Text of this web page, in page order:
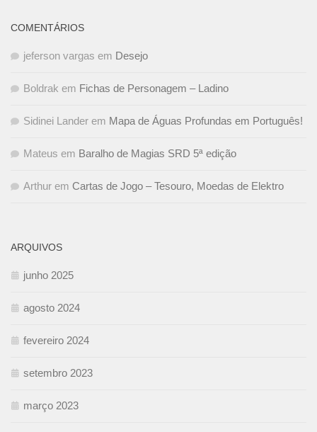
COMENTÁRIOS
jeferson vargas em Desejo
Boldrak em Fichas de Personagem – Ladino
Sidinei Lander em Mapa de Águas Profundas em Português!
Mateus em Baralho de Magias SRD 5ª edição
Arthur em Cartas de Jogo – Tesouro, Moedas de Elektro
ARQUIVOS
junho 2025
agosto 2024
fevereiro 2024
setembro 2023
março 2023